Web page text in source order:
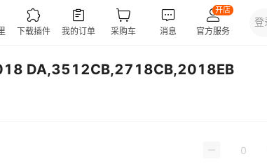
DA,3512CB,2718CB,2018EB